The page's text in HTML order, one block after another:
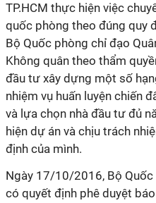
TP.HCM thực hiện việc
quốc phòng theo đúng quy
Bộ Quốc phòng chỉ đạo
Không quân theo thẩm
đầu tư xây dựng một số
nhiệm vụ huấn luyện chiến
và lựa chọn nhà đầu tư đủ
hiện dự án và chịu trách
định của mình.
Ngày 17/10/2016, Bộ
có quyết định phê duyệt